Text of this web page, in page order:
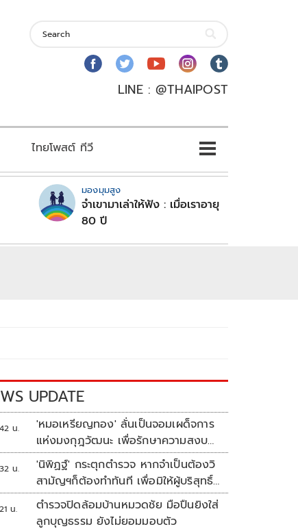
LINE : @THAIPOST
ไทยโพสต์ ทีวี
มองมุมสูง
จำเขามาเล่าให้ฟัง : เมื่อเราอายุ
80 ปี
UPDATE
น.
'หมอเหรียญทอง' ลั่นเป็นจอมเผด็จการ
แห่งมงกุฎวัฒนะ เพื่อรักษาความสงบ
ปลอดภัยภายในรพ.
น.
'นิพิฏฐ์' กระตุกตำรวจ หากจำเป็นต้องวิ
สามัญฯก็ต้องทำทันที เพื่อมิให้ผู้บริสุทธิ์
เสียชีวิตเพิ่ม
น.
ตำรวจปิดล้อมบ้านหมวดชัย มือปืนยิงใส่
ลูกบุญธรรม ยังไม่ยอมมอบตัว